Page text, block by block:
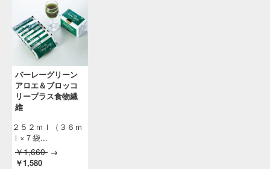
バーレーグリーン
アロエ＆ブロッコ
リープラス食物繊
維
２５２ｍｌ（３６ｍ
ｌ×７袋...
￥1,660 →
￥1,580